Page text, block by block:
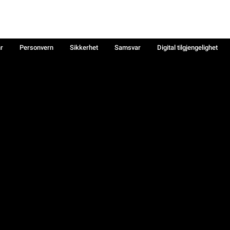
Personvern Sikkerhet Samsvar
Digital tilgjengelighet